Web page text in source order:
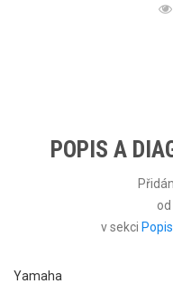
POPIS A
od
v sekci
Yamaha